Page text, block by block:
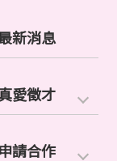
新消息
愛徵才
申請合作